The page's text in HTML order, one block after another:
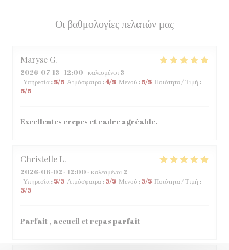
Οι βαθμολογίες πελατών μας
Maryse G
2026-07-13- 12:00 - καλεσμένοι 3
Υπηρεσία:5/5 Ατμόσφαιρα:4/5 Μενού:5/5 Ποιότητα / Τιμή :
5/5
Excellentes crepes et cadre agréable.
Christelle L
2026-06-02 - 12:00 - καλεσμένοι 2
Υπηρεσία:5/5 Ατμόσφαιρα:5/5 Μενού:5/5 Ποιότητα / Τιμή :
5/5
Parfait , accueil et repas parfait